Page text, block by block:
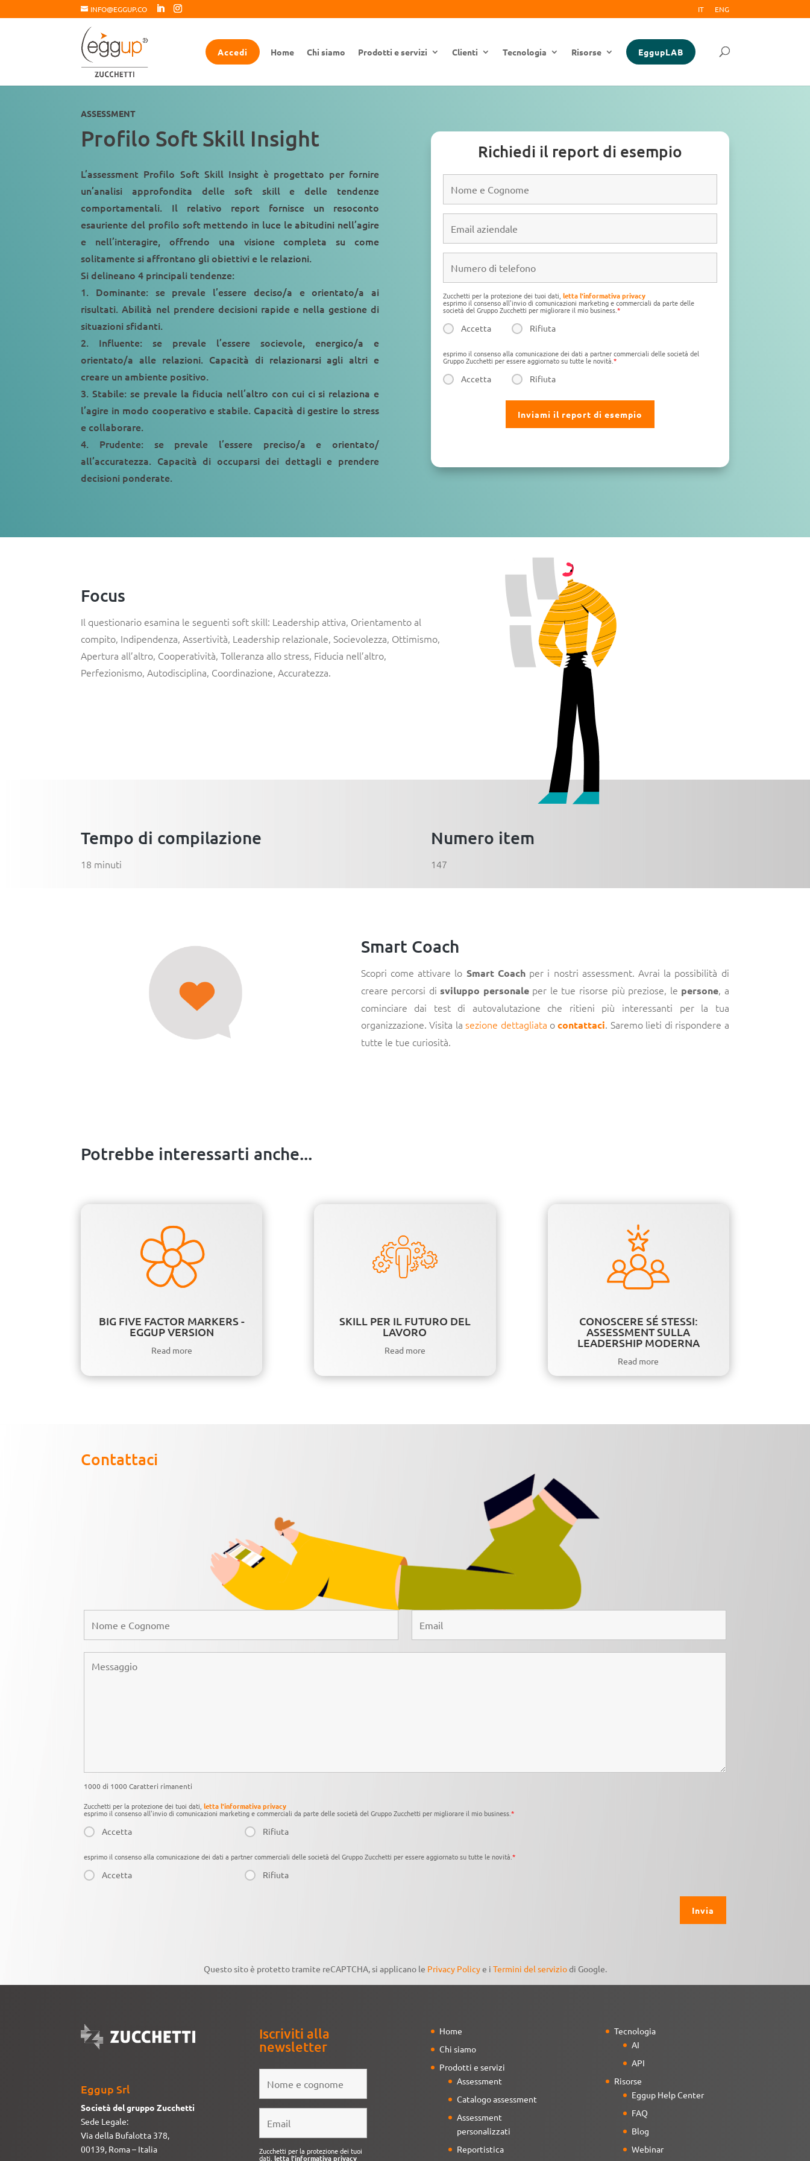
INFO@EGGUP.CO IT ENG
Accedi Home Chi siamo Prodotti e servizi Clienti Tecnologia Risorse EggupLAB
ASSESSMENT
Profilo Soft Skill Insight
L’assessment Profilo Soft Skill Insight è progettato per fornire
un’analisi approfondita delle soft skill e delle tendenze
comportamentali. Il relativo report fornisce un resoconto
esauriente del profilo soft mettendo in luce le abitudini nell’agire
e nell’interagire, offrendo una visione completa su come
solitamente si affrontano gli obiettivi e le relazioni.
Si delineano 4 principali tendenze:
1. Dominante: se prevale l’essere deciso/a e orientato/a ai
risultati. Abilità nel prendere decisioni rapide e nella gestione di
situazioni sfidanti.
2. Influente: se prevale l’essere socievole, energico/a e
orientato/a alle relazioni. Capacità di relazionarsi agli altri e
creare un ambiente positivo.
3. Stabile: se prevale la fiducia nell’altro con cui ci si relaziona e
l’agire in modo cooperativo e stabile. Capacità di gestire lo stress
e collaborare.
4. Prudente: se prevale l’essere preciso/a e orientato/
all’accuratezza. Capacità di occuparsi dei dettagli e prendere
decisioni ponderate.
Richiedi il report di esempio
Zucchetti per la protezione dei tuoi dati, letta l'informativa privacy
esprimo il consenso all'invio di comunicazioni marketing e commerciali da parte delle
società del Gruppo Zucchetti per migliorare il mio business.*
Accetta Rifiuta
esprimo il consenso alla comunicazione dei dati a partner commerciali delle società del
Gruppo Zucchetti per essere aggiornato su tutte le novità. *
Accetta Rifiuta
Focus
Il questionario esamina le seguenti soft skill: Leadership attiva, Orientamento al
compito, Indipendenza, Assertività, Leadership relazionale, Socievolezza, Ottimismo,
Apertura all’altro, Cooperatività, Tolleranza allo stress, Fiducia nell’altro,
Perfezionismo, Autodisciplina, Coordinazione, Accuratezza.
Tempo di compilazione
18 minuti
Numero item
147
Smart Coach
Scopri come attivare lo Smart Coachper i nostri assessment. Avrai la possibilità di
creare percorsi disviluppo personaleper le tue risorse più preziose, le persone, a
cominciare dai test di autovalutazione che ritieni più interessanti per la tua
organizzazione. Visita lasezione dettagliata ocontattaci. Saremo lieti di rispondere a
tutte le tue curiosità.
Potrebbe interessarti anche...
BIG FIVE FACTOR MARKERS -
EGGUP VERSION
Read more
SKILL PER IL FUTURO DEL
LAVORO
Read more
CONOSCERE SÉ STESSI:
ASSESSMENT SULLA
LEADERSHIP MODERNA
Read more
Contattaci
1000 di 1000 Caratteri rimanenti
Zucchetti per la protezione dei tuoi dati,letta l'informativa privacy
esprimo il consenso all'invio di comunicazioni marketing e commerciali da parte delle società del Gruppo Zucchetti per migliorare il mio business.*
Accetta Rifiuta
esprimo il consenso alla comunicazione dei dati a partner commerciali delle società del Gruppo Zucchetti per essere aggiornato su tutte le novità.*
Accetta Rifiuta
Questo sito è protetto tramite reCAPTCHA, si applicano le Privacy Policye i Termini del serviziodi Google.
Eggup Srl
Società del gruppo Zucchetti
Sede Legale:
Via della Bufalotta 378,
00139, Roma – Italia
Iscriviti alla
newsletter
Zucchetti per la protezione dei tuoi
dati, letta l'informativa privacy
Home
Chi siamo
Prodotti e servizi
Assessment
Catalogo assessment
Assessment
personalizzati
Reportistica
Tecnologia
AI
API
Risorse
Eggup Help Center
FAQ
Blog
Webinar